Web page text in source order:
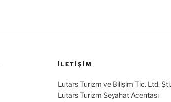
İLETİŞİM
Lutars Turizm ve Bilişim Tic. Ltd. Şti.
Lutars Turizm Seyahat Acentası